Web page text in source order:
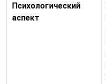
Психологический
аспект